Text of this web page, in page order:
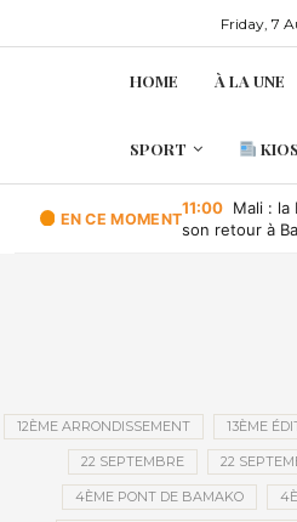
Friday, 7
HOME À LA UNE
SPORT
EN CE MOMENT
11:00 Mali : la
son retour à
12ÈME ARRONDISSEMENT 13ÈME
22 SEPTEMBRE 22
4ÈME PONT DE BAMAKO